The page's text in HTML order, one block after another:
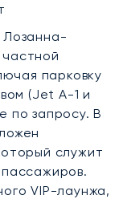
Лозанна-
парковку
(Jet A-1 и
по запросу. В
служит
VIP-лаунжа,